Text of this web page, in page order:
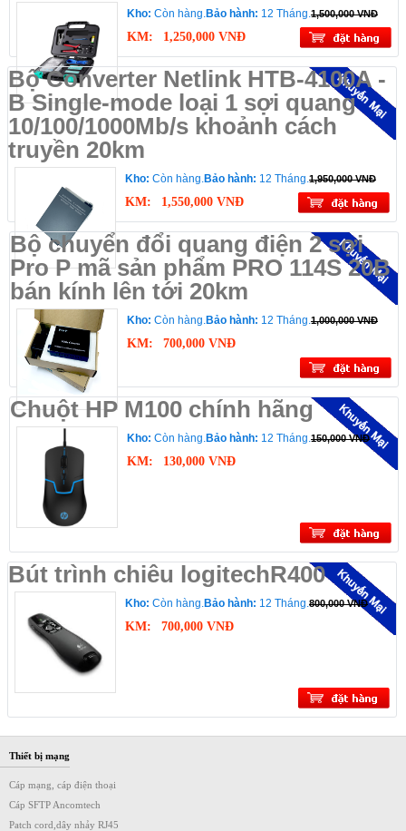
Kho: Còn hàng.Bảo hành: 12 Tháng.1,500,000 VNĐ
KM: 1,250,000 VNĐ
Bộ Converter Netlink HTB-4100A -
B Single-mode loại 1 sợi quang
10/100/1000Mb/s khoảnh cách
truyền 20km
Kho: Còn hàng.Bảo hành: 12 Tháng.1,950,000 VNĐ
KM: 1,550,000 VNĐ
Bộ chuyển đổi quang điện 2 sợi
Pro P mã sản phẩm PRO 114S 20B
bán kính lên tới 20km
Kho: Còn hàng.Bảo hành: 12 Tháng.1,000,000 VNĐ
KM: 700,000 VNĐ
Chuột HP M100 chính hãng
Kho: Còn hàng.Bảo hành: 12 Tháng.150,000 VNĐ
KM: 130,000 VNĐ
Bút trình chiêu logitechR400
Kho: Còn hàng.Bảo hành: 12 Tháng.800,000 VNĐ
KM: 700,000 VNĐ
Thiết bị mạng
Cáp mạng, cáp điện thoại
Cáp SFTP Ancomtech
Patch cord,dây nhảy RJ45